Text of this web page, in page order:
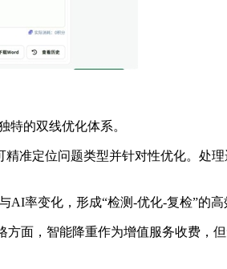
特的双线优化体系。
准定位问题类型并针对性优化。处
率变化，形成“检测-优化-复检”的高
面，智能降重作为增值服务收费，